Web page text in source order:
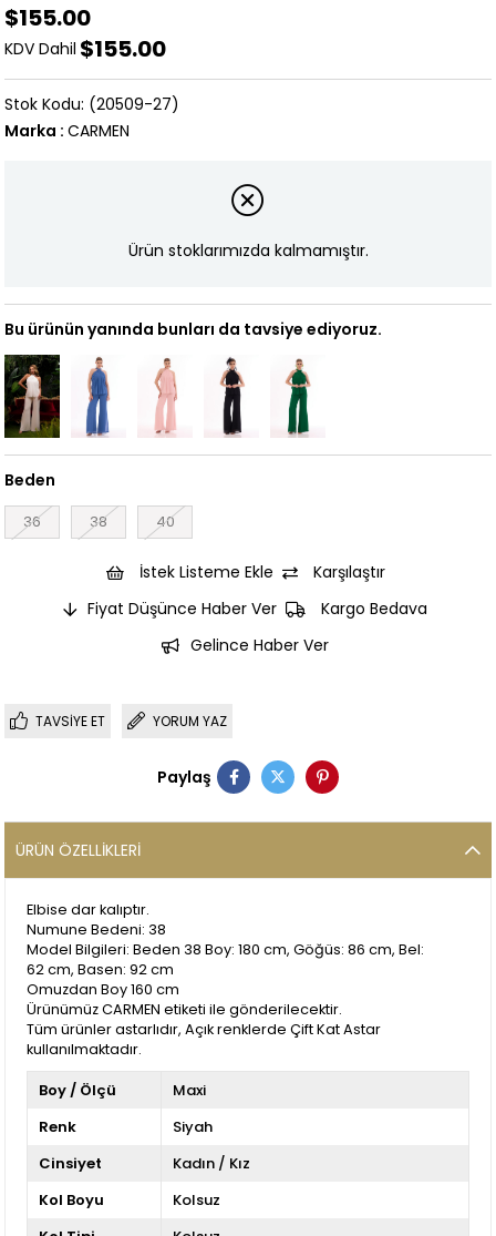
$155.00
KDV Dahil $155.00
(20509-27)
Marka : CARMEN
Ürün stoklarımızda kalmamıştır.
Bu ürünün yanında bunları da tavsiye ediyoruz.
Beden
36 38 40
İstek Listeme Ekle
Karşılaştır
Fiyat Düşünce Haber Ver
Kargo Bedava
Gelince Haber Ver
TAVSIYE ET YORUM YAZ
Paylaş
ÜRÜN ÖZELLIKLERI
Elbise dar kalıptır.
Numune Bedeni: 38
Model Bilgileri: Beden 38 Boy: 180 cm, Göğüs: 86 cm, Bel:
62 cm, Basen: 92 cm
Omuzdan Boy 160 cm
Ürünümüz CARMEN etiketi ile gönderilecektir.
Tüm ürünler astarlıdır, Açık renklerde Çift Kat Astar
kullanılmaktadır.
Boy / Ölçü
Maxi
Renk
Siyah
Cinsiyet
Kadın / Kız
Kol Boyu
Kolsuz